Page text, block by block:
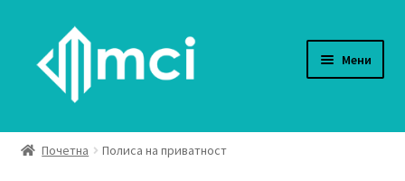
navigation
content
Мени
Производи
Почетна Полиса на приватност